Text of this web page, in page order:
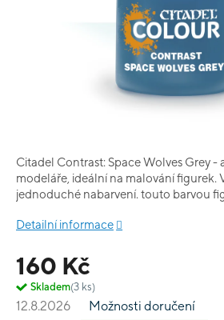
160 Kč
Skladem(3 ks)
12.8.2026 Možnosti doručení
Citadel Contrast: Space Wolves Grey -
modeláře, ideální na malování figurek. Vhodné na
jednoduché nabarvení. touto barvou
Detailní informace